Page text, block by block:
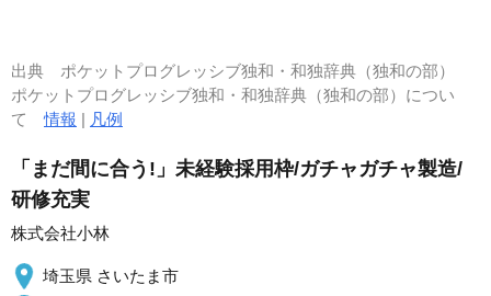
出典 ポケットプログレッシブ独和・和独辞典（独和の部）
ポケットプログレッシブ独和・和独辞典（独和の部）につい
て情報 | 凡例
「まだ間に合う!」未経験採用枠/ガチャガチャ製造/
研修充実
株式会社小林
埼玉県 さいたま市